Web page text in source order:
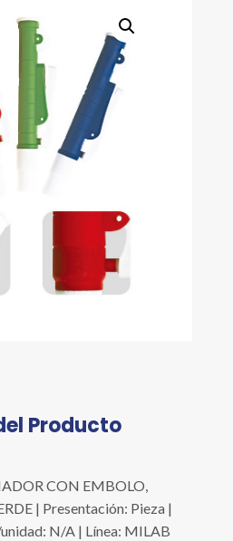
Producto
CON EMBOLO,
| Presentación: Pieza |
N/A | Línea: MILAB